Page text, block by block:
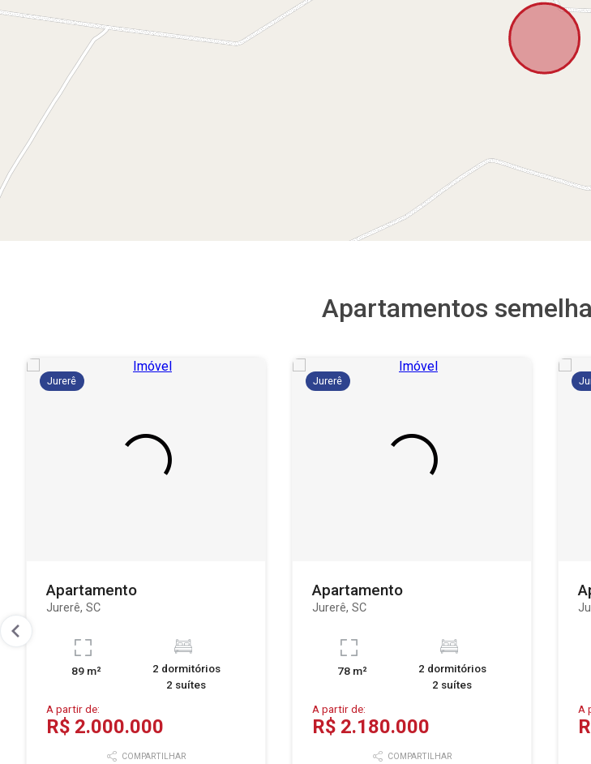
Apartamentos
Jurerê
Apartamento
Jurerê, SC
89 m²
2 dormitórios
2 suítes
A partir de:
R$ 2.000.000
COMPARTILHAR
Jurerê
Apartamento
Jurerê, SC
78 m²
2 dormitórios
2 suítes
A partir de:
R$ 2.180.000
COMPARTILHAR
A